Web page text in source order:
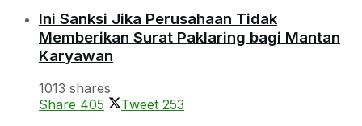
Ini Sanksi Jika Perusahaan Tidak
Memberikan Surat Paklaring bagi Mantan
Karyawan
1013 shares
Share 405 Tweet 253